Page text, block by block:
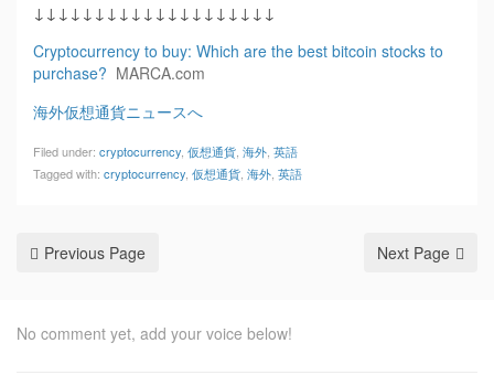
↓↓↓↓↓↓↓↓↓↓↓↓↓↓↓↓↓↓↓↓
Cryptocurrency to buy: Which are the best bitcoin stocks to
purchase? MARCA.com
海外仮想通貨ニュースへ
Filed under: cryptocurrency 仮想通貨 海外 英語
Tagged with: cryptocurrency 仮想通貨 海外 英語
Previous Page Next Page
No comment yet, add your voice below!